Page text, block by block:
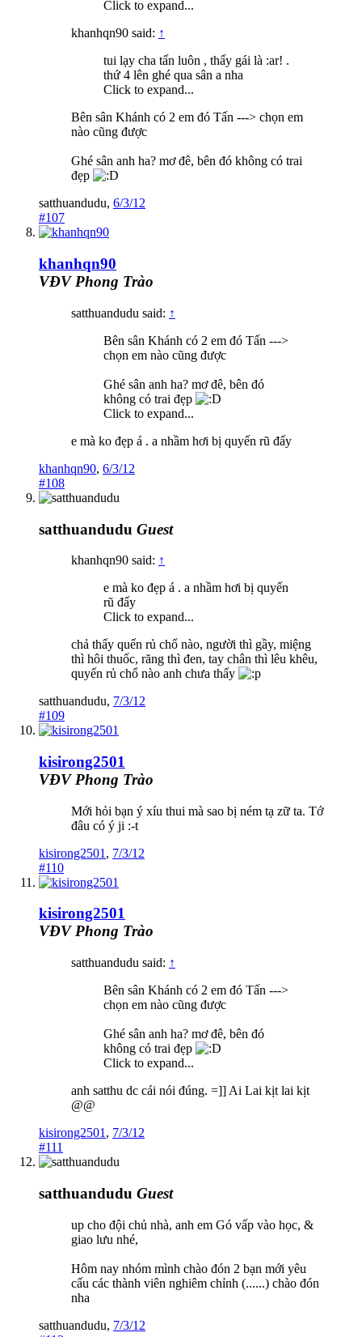
Click to expand...
khanhqn90 said: ↑
tui lạy cha tấn luôn , thấy gái là :ar! .
thứ 4 lên ghé qua sân a nha
Click to expand...
Bên sân Khánh có 2 em đó Tấn ---> chọn em
nào cũng được
Ghé sân anh ha? mơ đê, bên đó không có trai
đẹp
satthuandudu, 6/3/12
#107
khanhqn90
VĐV Phong Trào
satthuandudu said: ↑
Bên sân Khánh có 2 em đó Tấn --->
chọn em nào cũng được
Ghé sân anh ha? mơ đê, bên đó
không có trai đẹp
Click to expand...
e mà ko đẹp á . a nhầm hơi bị quyến rũ đấy
khanhqn90, 6/3/12
#108
satthuandudu Guest
khanhqn90 said: ↑
e mà ko đẹp á . a nhầm hơi bị quyến
rũ đấy
Click to expand...
chả thấy quến rủ chổ nào, người thì gầy, miệng
thì hôi thuốc, răng thì đen, tay chân thì lêu khêu,
quyến rủ chổ nào anh chưa thấy
satthuandudu, 7/3/12
#109
kisirong2501
VĐV Phong Trào
Mới hỏi bạn ý xíu thui mà sao bị ném tạ zữ ta. Tớ
đâu có ý ji :-t
kisirong2501 , 7/3/12
#110
kisirong2501
VĐV Phong Trào
satthuandudu said: ↑
Bên sân Khánh có 2 em đó Tấn --->
chọn em nào cũng được
Ghé sân anh ha? mơ đê, bên đó
không có trai đẹp
Click to expand...
anh satthu dc cái nói đúng. =]] Ai Lai kịt lai kịt
@@
kisirong2501 , 7/3/12
#111
satthuandudu Guest
up cho đội chủ nhà, anh em Gó vấp vào học, &
giao lưu nhé,
Hôm nay nhóm mình chào đón 2 bạn mới yêu
cấu các thành viên nghiêm chỉnh (......) chào đón
nha
satthuandudu, 7/3/12